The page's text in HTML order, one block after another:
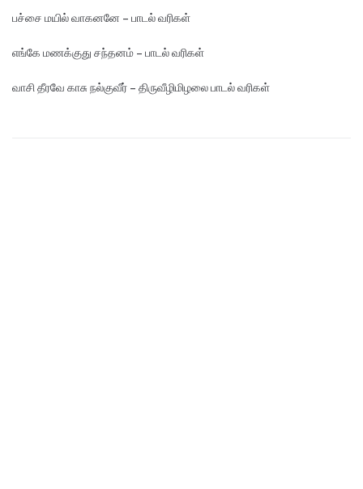
பச்சை மயில் வாகனனே – பாடல் வரிகள்
எங்கே மண‌க்குது சந்தனம் – பாடல் வரிகள்
வாசி தீரவே காசு நல்குவீர் – திருவீழிமிழலை பாடல் வரிகள்